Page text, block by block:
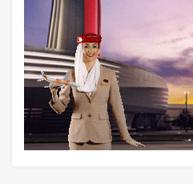
İstanbul
Test Uçuşu
20 saat önce
Aslıhan Güven,
Future Finalisti
21 saat önce